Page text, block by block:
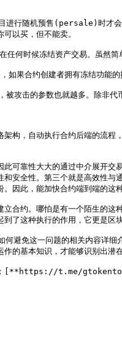
随机预售(persale)时才会出
以买，但不能卖。
时候冻结资产交易。虽然简
约创建者拥有冻结功能的控
攻击的参数也就越多。除非代
构，自动执行合约后端的流
可靠性大大的通过中介展开
安全性。第三个就是高效性
因此，能加快合约端到端的这种
合约。哪怕是有一个陌生的
了这种执行的作用，它更是
避免这一问题的相关内容详
的基本知识，才能够识别出潜